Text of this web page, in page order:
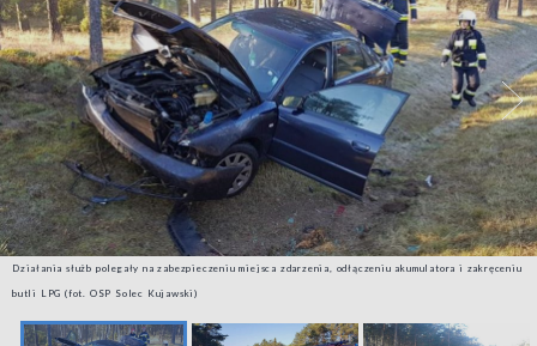
Działania służb polegały na zabezpieczeniu miejsca zdarzenia, odłączeniu akumulatora i zakręceniu
butli LPG (fot. OSP Solec Kujawski)